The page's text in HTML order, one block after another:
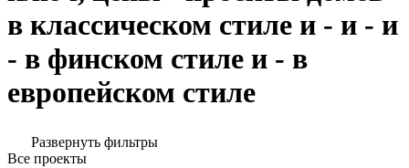
в классическом стиле и - и - и
- в финском стиле и - в
европейском стиле
Развернуть фильтры
Все проекты